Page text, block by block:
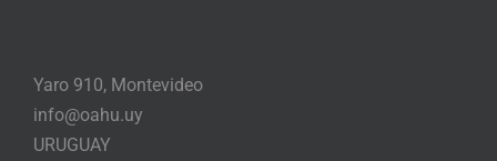
Yaro 910, Montevideo
info@oahu.uy
URUGUAY